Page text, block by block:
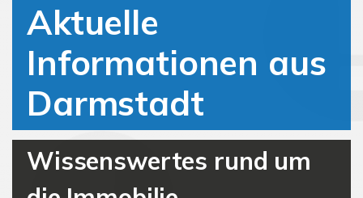
Aktuelle
Informationen aus
Darmstadt
Wissenswertes rund um